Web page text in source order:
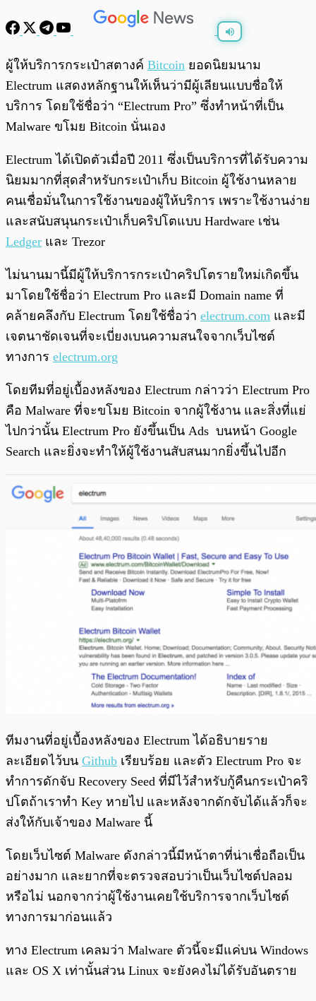
พร้อมเล่น
ผู้ให้บริการกระเป๋าสตางค์ Bitcoin ยอดนิยมนาม
Electrum แสดงหลักฐานให้เห็นว่ามีผู้เลียนแบบชื่อให้
บริการ โดยใช้ชื่อว่า “Electrum Pro” ซึ่งทำหน้าที่เป็น
Malware ขโมย Bitcoin นั่นเอง
Electrum ได้เปิดตัวเมื่อปี 2011 ซึ่งเป็นบริการที่ได้รับความ
นิยมมากที่สุดสำหรับกระเป๋าเก็บ Bitcoin ผู้ใช้งานหลาย
คนเชื่อมั่นในการใช้งานของผู้ให้บริการ เพราะใช้งานง่าย
และสนับสนุนกระเป๋าเก็บคริปโตแบบ Hardware เช่น
Ledger และ Trezor
ไม่นานมานี้มีผู้ให้บริการกระเป๋าคริปโตรายใหม่เกิดขึ้น
มาโดยใช้ชื่อว่า Electrum Pro และมี Domain name ที่
คล้ายคลึงกับ Electrum โดยใช้ชื่อว่า electrum.com และมี
เจตนาชัดเจนที่จะเบี่ยงเบนความสนใจจากเว็บไซต์
ทางการ electrum.org
โดยทีมที่อยู่เบื้องหลังของ Electrum กล่าวว่า Electrum Pro
คือ Malware ที่จะขโมย Bitcoin จากผู้ใช้งาน และสิ่งที่แย่
ไปกว่านั้น Electrum Pro ยังขึ้นเป็น Ads บนหน้า Google
Search และยิ่งจะทำให้ผู้ใช้งานสับสนมากยิ่งขึ้นไปอีก
ทีมงานที่อยู่เบื้องหลังของ Electrum ได้อธิบายราย
ละเอียดไว้บน Github เรียบร้อย และตัว Electrum Pro จะ
ทำการดักจับ Recovery Seed ที่มีไว้สำหรับกู้คืนกระเป๋าคริ
ปโตถ้าเราทำ Key หายไป และหลังจากดักจับได้แล้วก็จะ
ส่งให้กับเจ้าของ Malware นี้
โดยเว็บไซต์ Malware ดังกล่าวนี้มีหน้าตาที่น่าเชื่อถือเป็น
อย่างมาก และยากที่จะตรวจสอบว่าเป็นเว็บไซต์ปลอม
หรือไม่ นอกจากว่าผู้ใช้งานเคยใช้บริการจากเว็บไซต์
ทางการมาก่อนแล้ว
ทาง Electrum เคลมว่า Malware ตัวนี้จะมีแค่บน Windows
และ OS X เท่านั้นส่วน Linux จะยังคงไม่ได้รับอันตราย